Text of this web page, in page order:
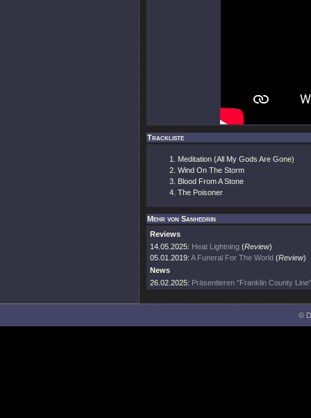
Trackliste
Meditation (All My Gods Are Gone)
Wind On The Storm
Blood From A Stone
The Poisoner
Mehr von Sanhedrin
Reviews
14.05.2025: Heat Lightning (Review)
05.01.2019: A Funeral For The World (Review)
News
26.02.2025: Präsentieren "Franklin County
©